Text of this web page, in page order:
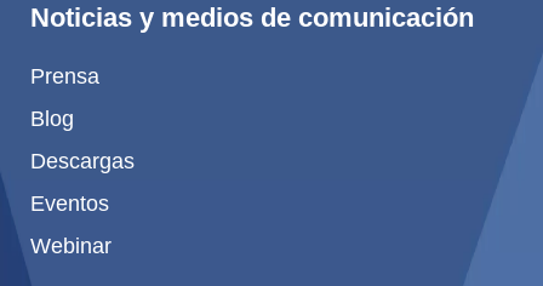
Noticias y medios de comunicación
Prensa
Blog
Descargas
Eventos
Webinar